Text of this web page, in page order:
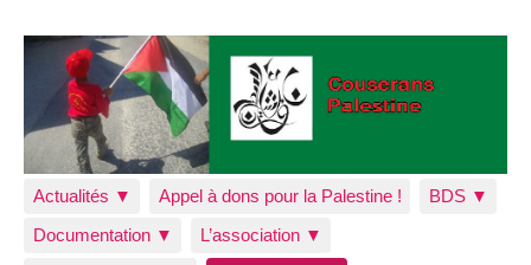
Actualités ▼ Appel à dons pour la Palestine !
BDS ▼
Documentation ▼
L’association ▼